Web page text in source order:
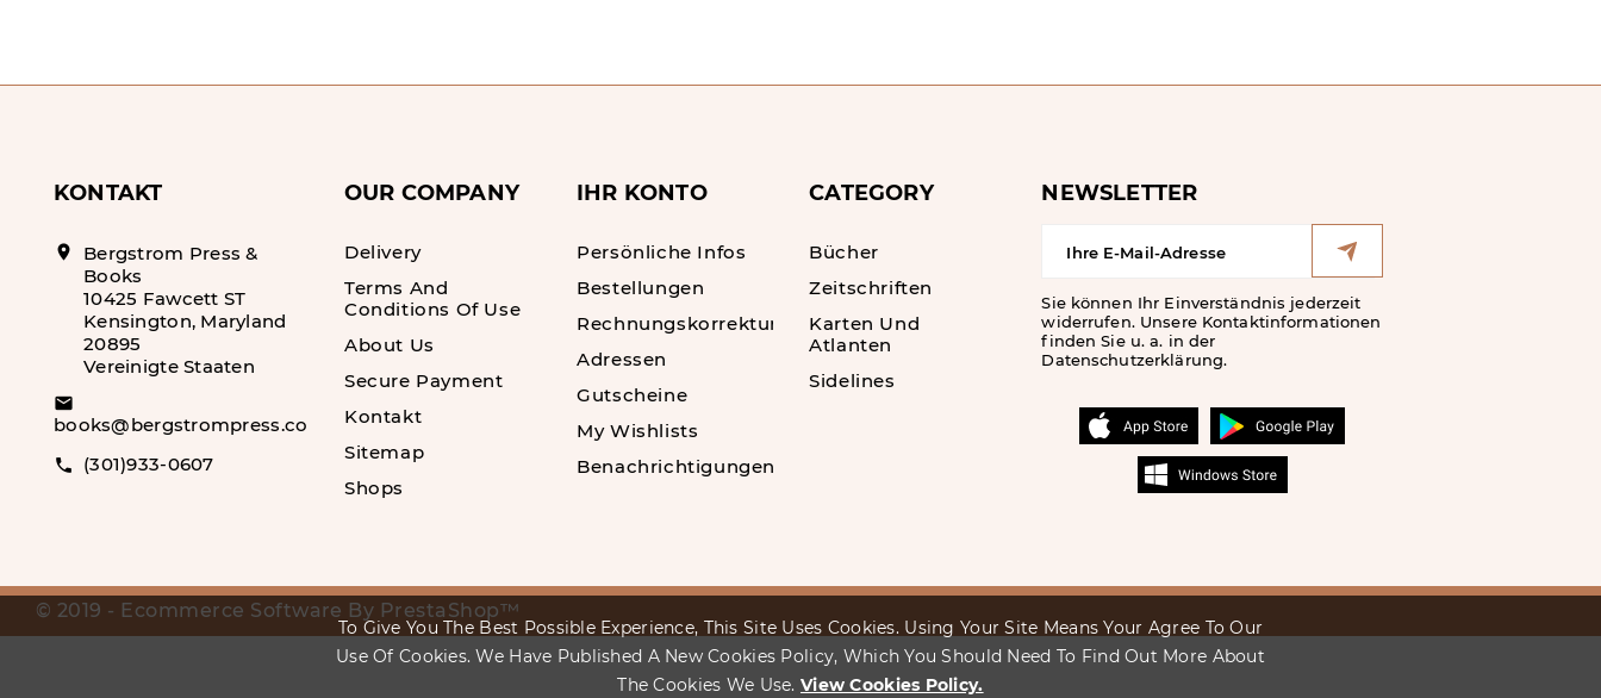
To Give You The Best Possible Experience, This Site Uses Cookies. Using Your Site Means Your Agree To Our
Use Of Cookies. We Have Published A New Cookies Policy, Which You Should Need To Find Out More About
The Cookies We Use. View Cookies Policy.
KONTAKT
location_on
Bergstrom Press &
Books
10425 Fawcett ST
Kensington, Maryland
20895
Vereinigte Staaten
email
books@bergstrompress.com
call (301)933-0607
OUR COMPANY
Delivery
Terms And
Conditions Of Use
About Us
Secure Payment
Kontakt
Sitemap
Shops
IHR KONTO
Persönliche Infos
Bestellungen
Rechnungskorrekturen
Adressen
Gutscheine
My Wishlists
Benachrichtigungen
CATEGORY
Bücher
Zeitschriften
Karten Und
Atlanten
Sidelines
NEWSLETTER
Sie können Ihr Einverständnis jederzeit
widerrufen. Unsere Kontaktinformationen
finden Sie u. a. in der
Datenschutzerklärung.
© 2019 - Ecommerce Software By PrestaShop™